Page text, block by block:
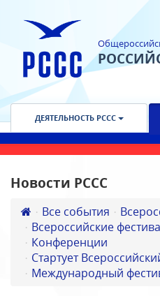
ДЕЯТЕЛЬНОСТЬ РССС
Новости РССС
Все события
Всероссийские
Конференции
Стартует
Международный